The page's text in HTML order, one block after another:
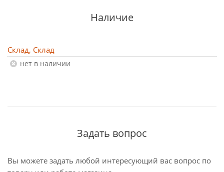
Наличие
Склад, Склад
Нет в наличии
Задать вопрос
Вы можете задать любой интересующий вас вопрос по